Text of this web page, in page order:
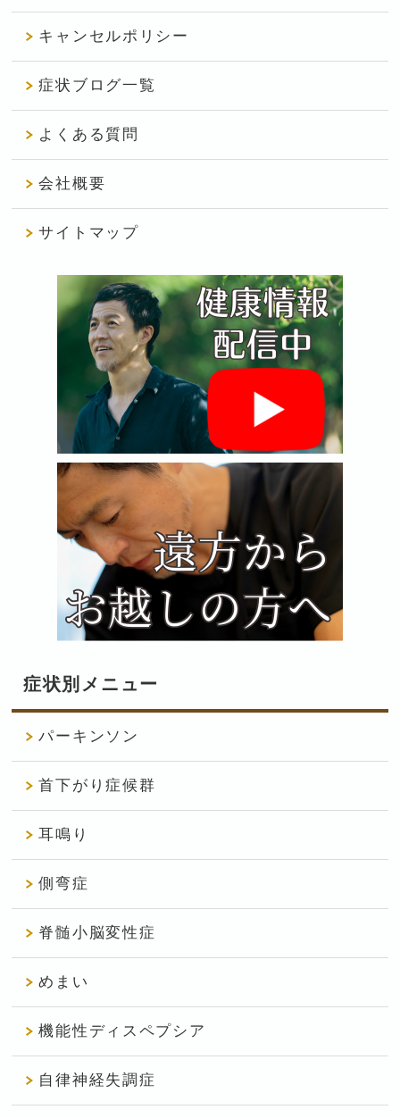
キャンセルポリシー
症状ブログ一覧
よくある質問
会社概要
サイトマップ
症状別メニュー
パーキンソン
首下がり症候群
耳鳴り
側弯症
脊髄小脳変性症
めまい
機能性ディスペプシア
自律神経失調症